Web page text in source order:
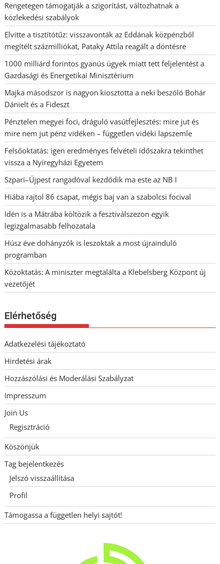
Rengetegen támogatják a szigorítást, változhatnak a
közlekedési szabályok
Elvitte a tisztítótűz: visszavonták az Eddának közpénzből
megítélt százmilliókat, Pataky Attila reagált a döntésre
1000 milliárd forintos gyanús ügyek miatt tett feljelentést a
Gazdasági és Energetikai Minisztérium
Majka másodszor is nagyon kiosztotta a neki beszóló Bohár
Dánielt és a Fideszt
Pénztelen megyei foci, dráguló vasútfejlesztés: mire jut és
mire nem jut pénz vidéken – független vidéki lapszemle
Felsőoktatás: igen eredményes felvételi időszakra tekinthet
vissza a Nyíregyházi Egyetem
Szpari–Újpest rangadóval kezdődik ma este az NB I
Hiába rajtol 86 csapat, mégis baj van a szabolcsi focival
Idén is a Mátrába költözik a fesztiválszezon egyik
legizgalmasabb felhozatala
Húsz éve dohányzók is leszoktak a most újrainduló
programban
Közoktatás: A miniszter megtalálta a Klebelsberg Központ új
vezetőjét
Elérhetőség
Adatkezelési tájékoztató
Hirdetési árak
Hozzászólási és Moderálási Szabályzat
Impresszum
Join Us
Regisztráció
Köszönjük
Tag bejelentkezés
Jelszó visszaállítása
Profil
Támogassa a független helyi sajtót!